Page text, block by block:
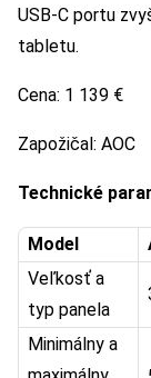
USB-C portu
tabletu.
Cena: 1 139 €
Zapožičal: AOC
Technické
Model
Veľkosť a
typ panela
Minimálny a